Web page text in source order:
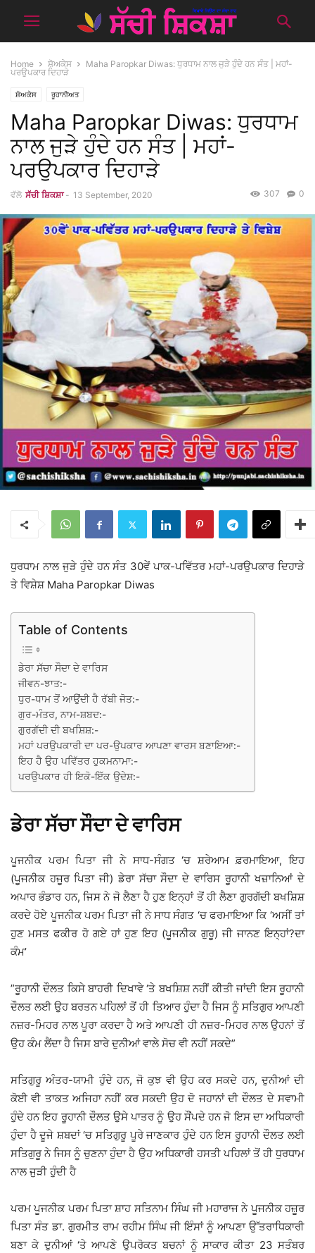
Home ਸ਼ੋਅਕੇਸ
Maha Paropkar Diwas: ਧੁਰਧਾਮ ਨਾਲ ਜੁੜੇ ਹੁੰਦੇ ਹਨ ਸੰਤ | ਮਹਾਂ-
ਪਰਉਪਕਾਰ ਦਿਹਾੜੇ
ਸ਼ੋਅਕੇਸ ਰੂਹਾਨੀਅਤ
Maha Paropkar Diwas: ਧੁਰਧਾਮ
ਨਾਲ ਜੁੜੇ ਹੁੰਦੇ ਹਨ ਸੰਤ | ਮਹਾਂ-
ਪਰਉਪਕਾਰ ਦਿਹਾੜੇ
ਵੱਲੋ ਸੱਚੀ ਸ਼ਿਕਸ਼ਾ - 13 September, 2020 0
307
ਧੁਰਧਾਮ ਨਾਲ ਜੁੜੇ ਹੁੰਦੇ ਹਨ ਸੰਤ 30ਵੇਂ ਪਾਕ-ਪਵਿੱਤਰ ਮਹਾਂ-ਪਰਉਪਕਾਰ ਦਿਹਾੜੇ
ਤੇ ਵਿਸ਼ੇਸ਼ Maha Paropkar Diwas
Table of Contents
ਡੇਰਾ ਸੱਚਾ ਸੌਦਾ ਦੇ ਵਾਰਿਸ
ਜੀਵਨ-ਝਾਤ:-
ਧੁਰ-ਧਾਮ ਤੋਂ ਆਉਂਦੀ ਹੈ ਰੱਬੀ ਜੋਤ:-
ਗੁਰ-ਮੰਤਰ, ਨਾਮ-ਸ਼ਬਦ:-
ਗੁਰਗੱਦੀ ਦੀ ਬਖਸ਼ਿਸ਼:-
ਮਹਾਂ ਪਰਉਪਕਾਰੀ ਦਾ ਪਰ-ਉਪਕਾਰ ਆਪਣਾ ਵਾਰਸ ਬਣਾਇਆ:-
ਇਹ ਹੈ ਉਹ ਪਵਿੱਤਰ ਹੁਕਮਨਾਮਾ:-
ਪਰਉਪਕਾਰ ਹੀ ਇਕੋ-ਇੱਕ ਉਦੇਸ਼:-
ਡੇਰਾ ਸੱਚਾ ਸੌਦਾ ਦੇ ਵਾਰਿਸ
ਪੂਜਨੀਕ ਪਰਮ ਪਿਤਾ ਜੀ ਨੇ ਸਾਧ-ਸੰਗਤ ‘ਚ ਸ਼ਰੇਆਮ ਫ਼ਰਮਾਇਆ, ਇਹ
(ਪੂਜਨੀਕ ਹਜੂਰ ਪਿਤਾ ਜੀ) ਡੇਰਾ ਸੱਚਾ ਸੌਦਾ ਦੇ ਵਾਰਿਸ ਰੂਹਾਨੀ ਖਜ਼ਾਨਿਆਂ ਦੇ
ਅਪਾਰ ਭੰਡਾਰ ਹਨ, ਜਿਸ ਨੇ ਜੋ ਲੈਣਾ ਹੈ ਹੁਣ ਇਨ੍ਹਾਂ ਤੋਂ ਹੀ ਲੈਣਾ ਗੁਰਗੱਦੀ ਬਖਸ਼ਿਸ਼
ਕਰਦੇ ਹੋਏ ਪੂਜਨੀਕ ਪਰਮ ਪਿਤਾ ਜੀ ਨੇ ਸਾਧ ਸੰਗਤ ‘ਚ ਫਰਮਾਇਆ ਕਿ ‘ਅਸੀਂ ਤਾਂ
ਹੁਣ ਮਸਤ ਫਕੀਰ ਹੋ ਗਏ ਹਾਂ ਹੁਣ ਇਹ (ਪੂਜਨੀਕ ਗੁਰੂ) ਜੀ ਜਾਨਣ ਇਨ੍ਹਾਂ?ਦਾ
ਕੰਮ’
”ਰੂਹਾਨੀ ਦੌਲਤ ਕਿਸੇ ਬਾਹਰੀ ਦਿਖਾਵੇ ‘ਤੇ ਬਖਸ਼ਿਸ਼ ਨਹੀਂ ਕੀਤੀ ਜਾਂਦੀ ਇਸ ਰੂਹਾਨੀ
ਦੌਲਤ ਲਈ ਉਹ ਬਰਤਨ ਪਹਿਲਾਂ ਤੋਂ ਹੀ ਤਿਆਰ ਹੁੰਦਾ ਹੈ ਜਿਸ ਨੂੰ ਸਤਿਗੁਰ ਆਪਣੀ
ਨਜ਼ਰ-ਮਿਹਰ ਨਾਲ ਪੂਰਾ ਕਰਦਾ ਹੈ ਅਤੇ ਆਪਣੀ ਹੀ ਨਜ਼ਰ-ਮਿਹਰ ਨਾਲ ਉਹਨਾਂ ਤੋਂ
ਉਹ ਕੰਮ ਲੈਂਦਾ ਹੈ ਜਿਸ ਬਾਰੇ ਦੁਨੀਆਂ ਵਾਲੇ ਸੋਚ ਵੀ ਨਹੀਂ ਸਕਦੇ”
ਸਤਿਗੁਰੂ ਅੰਤਰ-ਯਾਮੀ ਹੁੰਦੇ ਹਨ, ਜੋ ਕੁਝ ਵੀ ਉਹ ਕਰ ਸਕਦੇ ਹਨ, ਦੁਨੀਆਂ ਦੀ
ਕੋਈ ਵੀ ਤਾਕਤ ਅਜਿਹਾ ਨਹੀਂ ਕਰ ਸਕਦੀ ਉਹ ਦੋ ਜਹਾਨਾਂ ਦੀ ਦੌਲਤ ਦੇ ਸਵਾਮੀ
ਹੁੰਦੇ ਹਨ ਇਹ ਰੂਹਾਨੀ ਦੌਲਤ ਉਸੇ ਪਾਤਰ ਨੂੰ ਉਹ ਸੌਂਪਦੇ ਹਨ ਜੋ ਇਸ ਦਾ ਅਧਿਕਾਰੀ
ਹੁੰਦਾ ਹੈ ਦੂਜੇ ਸ਼ਬਦਾਂ ‘ਚ ਸਤਿਗੁਰੂ ਪੂਰੇ ਜਾਣਕਾਰ ਹੁੰਦੇ ਹਨ ਇਸ ਰੂਹਾਨੀ ਦੌਲਤ ਲਈ
ਸਤਿਗੁਰੂ ਨੇ ਜਿਸ ਨੂੰ ਚੁਣਨਾ ਹੁੰਦਾ ਹੈ ਉਹ ਅਧਿਕਾਰੀ ਹਸਤੀ ਪਹਿਲਾਂ ਤੋਂ ਹੀ ਧੁਰਧਾਮ
ਨਾਲ ਜੁੜੀ ਹੁੰਦੀ ਹੈ
ਪਰਮ ਪੂਜਨੀਕ ਪਰਮ ਪਿਤਾ ਸ਼ਾਹ ਸਤਿਨਾਮ ਸਿੰਘ ਜੀ ਮਹਾਰਾਜ ਨੇ ਪੂਜਨੀਕ ਹਜ਼ੂਰ
ਪਿਤਾ ਸੰਤ ਡਾ. ਗੁਰਮੀਤ ਰਾਮ ਰਹੀਮ ਸਿੰਘ ਜੀ ਇੰਸਾਂ ਨੂੰ ਆਪਣਾ ਉੱਤਰਾਧਿਕਾਰੀ
ਬਣਾ ਕੇ ਦੁਨੀਆਂ ‘ਤੇ ਆਪਣੇ ਉਪਰੋਕਤ ਬਚਨਾਂ ਨੂੰ ਸਾਕਾਰ ਕੀਤਾ 23 ਸਤੰਬਰ